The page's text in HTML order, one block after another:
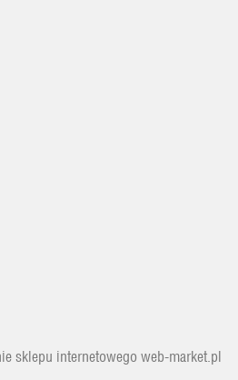
sklepu internetowego web-market.pl